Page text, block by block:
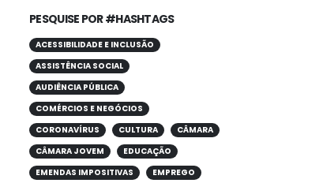
PESQUISE POR #HASHTAGS
ACESSIBILIDADE E INCLUSÃO
ASSISTÊNCIA SOCIAL
AUDIÊNCIA PÚBLICA
COMÉRCIOS E NEGÓCIOS
CORONAVÍRUS
CULTURA
CÂMARA
CÂMARA JOVEM
EDUCAÇÃO
EMENDAS IMPOSITIVAS
EMPREGO